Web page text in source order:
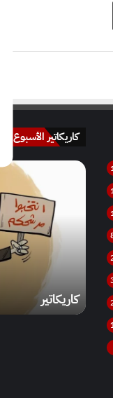
کاريکاتير الأسبوع
كاريكاتير
كاريكاتير